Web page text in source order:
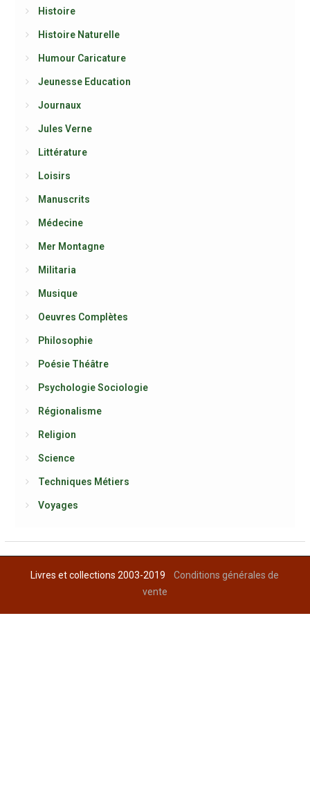
Histoire
Histoire Naturelle
Humour Caricature
Jeunesse Education
Journaux
Jules Verne
Littérature
Loisirs
Manuscrits
Médecine
Mer Montagne
Militaria
Musique
Oeuvres Complètes
Philosophie
Poésie Théâtre
Psychologie Sociologie
Régionalisme
Religion
Science
Techniques Métiers
Voyages
Livres et collections 2003-2019Conditions générales de
vente